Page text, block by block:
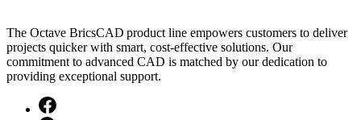
The Octave BricsCAD product line empowers customers to deliver
projects quicker with smart, cost-effective solutions. Our
commitment to advanced CAD is matched by our dedication to
providing exceptional support.